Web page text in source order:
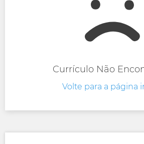
Currículo Não
Volte para a página